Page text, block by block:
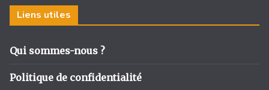
Liens utiles
Qui sommes-nous ?
Politique de confidentialité